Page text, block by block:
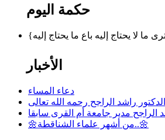
حكمة اليوم
الأخبار
دعاء المساء
راشد الراجح رحمه الله تعالى
الراجح مدير جامعة أم القرى سابقا
🌼من أشهر علماء الشناقطة..🌼